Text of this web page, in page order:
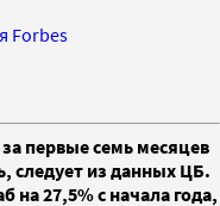
Forbes
первые семь месяцев
следует из данных ЦБ.
на 27,5% с начала года,